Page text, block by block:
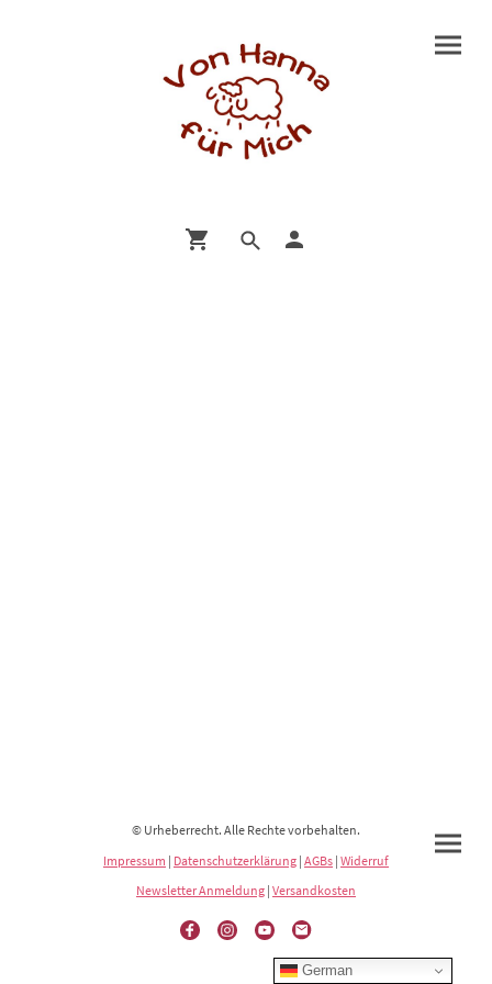
© Urheberrecht. Alle Rechte vorbehalten.
Impressum | Datenschutzerklärung | AGBs | Widerruf
Newsletter Anmeldung | Versandkosten
German